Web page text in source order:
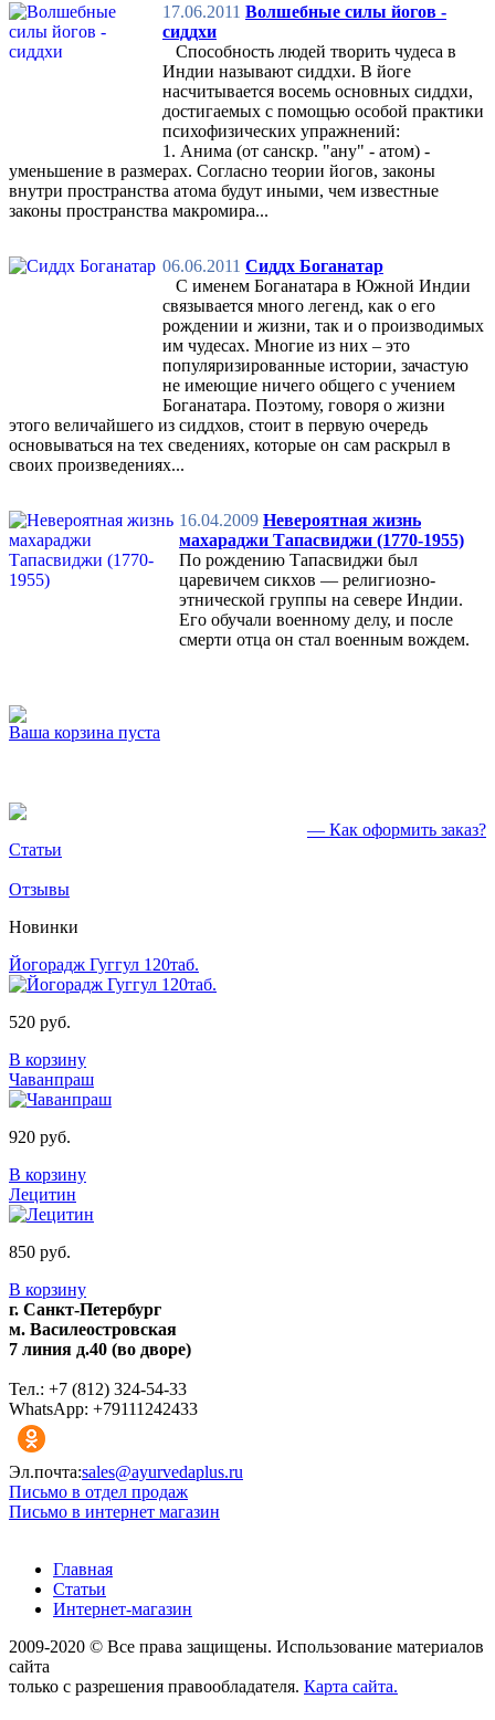
17.06.2011 Волшебные силы йогов -
сиддхи
Способность людей творить чудеса в
Индии называют сиддхи. В йоге
насчитывается восемь основных сиддхи,
достигаемых с помощью особой практики
психофизических упражнений:
1. Анима (от санскр. "ану" - атом) -
уменьшение в размерах. Согласно теории йогов, законы
внутри пространства атома будут иными, чем известные
законы пространства макромира...
06.06.2011 Сиддх Боганатар
С именем Боганатара в Южной Индии
связывается много легенд, как о его
рождении и жизни, так и о производимых
им чудесах. Многие из них – это
популяризированные истории, зачастую
не имеющие ничего общего с учением
Боганатара. Поэтому, говоря о жизни
этого величайшего из сиддхов, стоит в первую очередь
основываться на тех сведениях, которые он сам раскрыл в
своих произведениях...
16.04.2009 Невероятная жизнь
махараджи Тапасвиджи (1770-1955)
По рождению Тапасвиджи был
царевичем сикхов — религиозно-
этнической группы на севере Индии.
Его обучали военному делу, и после
смерти отца он стал военным вождем.
Ваша корзина пуста
— Как оформить заказ?
Статьи
Отзывы
Новинки
Йогорадж Гуггул 120таб.
520 руб.
В корзину
Чаванпраш
920 руб.
В корзину
Лецитин
850 руб.
В корзину
г. Санкт-Петербург
м. Василеостровская
7 линия д.40 (во дворе)
Тел.: +7 (812) 324-54-33
WhatsApp: +79111242433
Эл.почта:sales@ayurvedaplus.ru
Письмо в отдел продаж
Письмо в интернет магазин
Главная
Статьи
Интернет-магазин
2009-2020 © Все права защищены. Использование материалов
сайта
только с разрешения правообладателя. Карта сайта.